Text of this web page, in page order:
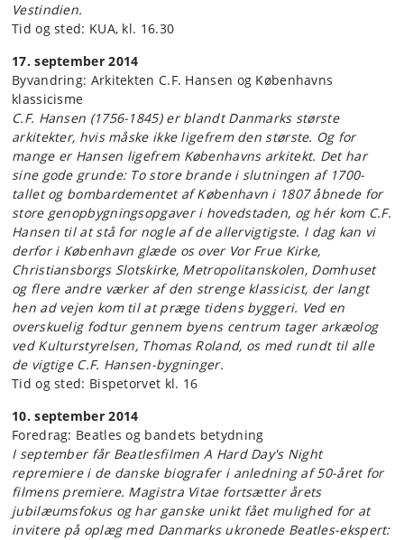
Vestindien.
Tid og sted: KUA, kl. 16.30
17. september 2014
Byvandring: Arkitekten C.F. Hansen og Københavns
klassicisme
C.F. Hansen (1756-1845) er blandt Danmarks største
arkitekter, hvis måske ikke ligefrem den største. Og for
mange er Hansen ligefrem Københavns arkitekt. Det har
sine gode grunde: To store brande i slutningen af 1700-
tallet og bombardementet af København i 1807 åbnede for
store genopbygningsopgaver i hovedstaden, og hér kom C.F.
Hansen til at stå for nogle af de allervigtigste. I dag kan vi
derfor i København glæde os over Vor Frue Kirke,
Christiansborgs Slotskirke, Metropolitanskolen, Domhuset
og flere andre værker af den strenge klassicist, der langt
hen ad vejen kom til at præge tidens byggeri. Ved en
overskuelig fodtur gennem byens centrum tager arkæolog
ved Kulturstyrelsen, Thomas Roland, os med rundt til alle
de vigtige C.F. Hansen-bygninger.
Tid og sted: Bispetorvet kl. 16
10. september 2014
Foredrag: Beatles og bandets betydning
I september får Beatlesfilmen A Hard Day's Night
repremiere i de danske biografer i anledning af 50-året for
filmens premiere. Magistra Vitae fortsætter årets
jubilæumsfokus og har ganske unikt fået mulighed for at
invitere på oplæg med Danmarks ukronede Beatles-ekspert: